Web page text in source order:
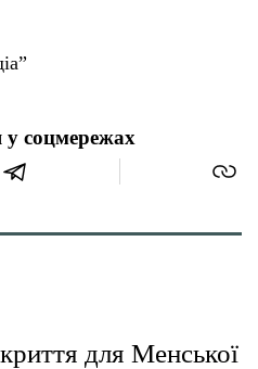
у соцмережах
для Менської